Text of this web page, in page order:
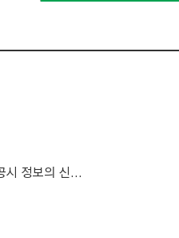
시 정보의 신...